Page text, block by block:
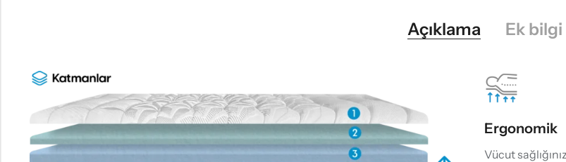
Açıklama Ek bilgi
Ergonomik
Vücut